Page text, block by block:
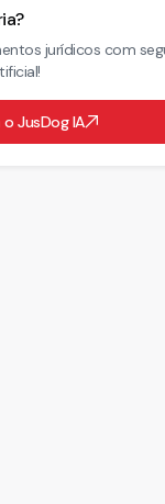
jurídicos com
JusDog IA